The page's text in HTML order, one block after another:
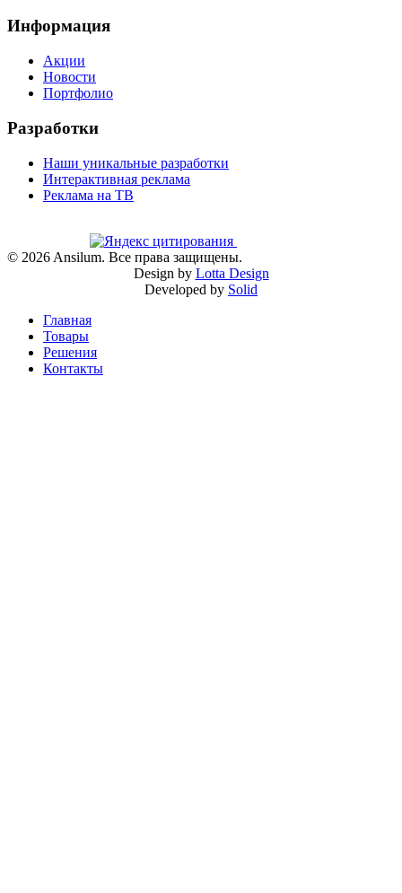
Информация
Акции
Новости
Портфолио
Разработки
Наши уникальные разработки
Интерактивная реклама
Реклама на ТВ
© 2026 Ansilum. Все права защищены.
Design by Lotta Design
Developed by Solid
Главная
Товары
Решения
Контакты